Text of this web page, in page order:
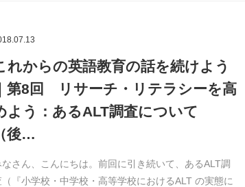
れからの英語教育の話を続けよう
｜第8回 リサーチ・リテラシーを高
よう：あるALT調査について
（後…
なさん、こんにちは。前回に引き続いて、あるALT調
（『小学校・中学校・高等学校におけるALT の実態に